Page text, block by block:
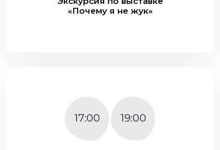
«Почему я не жук»
17:00 19:00